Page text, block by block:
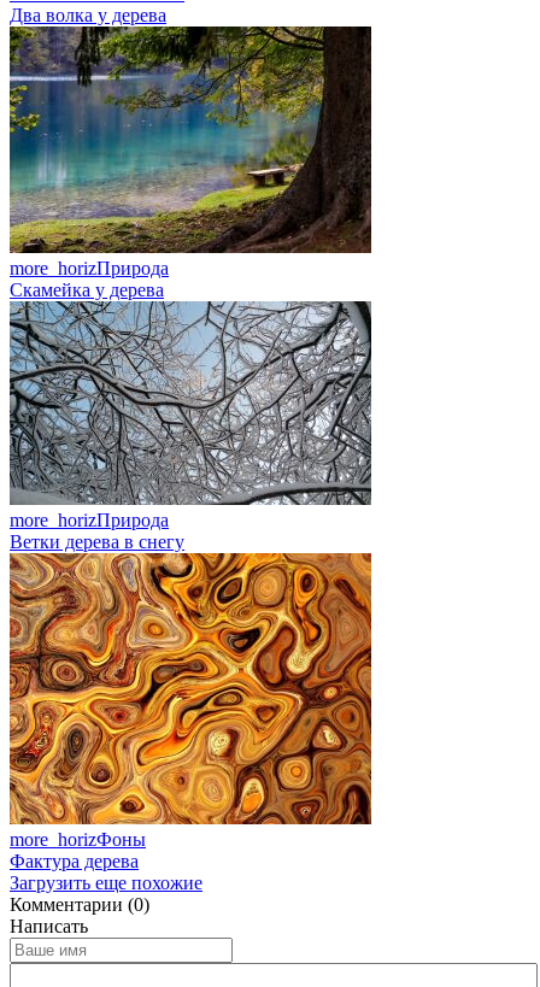
Два волка у дерева
more_horizПрирода
Скамейка у дерева
more_horizПрирода
Ветки дерева в снегу
more_horizФоны
Фактура дерева
Загрузить еще похожие
Комментарии (0)
Написать